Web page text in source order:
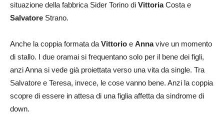
situazione della fabbrica Sider Torino di VittoriaCosta e
Salvatore Strano.
Anche la coppia formata da Vittorio e Annavive un momento
di stallo. I due oramai si frequentano solo per il bene dei figli,
anzi Anna si vede già proiettata verso una vita da single. Tra
Salvatore e Teresa, invece, le cose vanno bene. Anzi la coppia
scopre di essere in attesa di una figlia affetta da sindrome di
down.